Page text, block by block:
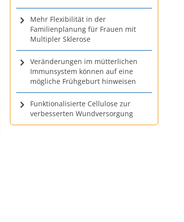
Mehr Flexibilität in der
Familienplanung für Frauen mit
Multipler Sklerose
Veränderungen im mütterlichen
Immunsystem können auf eine
mögliche Frühgeburt hinweisen
Funktionalisierte Cellulose zur
verbesserten Wundversorgung